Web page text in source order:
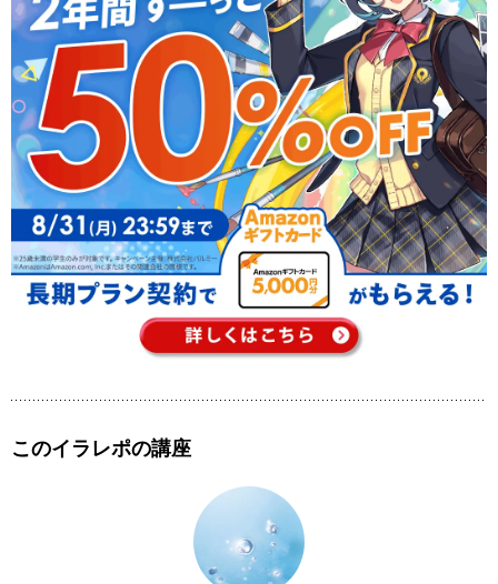
このイラレポの講座